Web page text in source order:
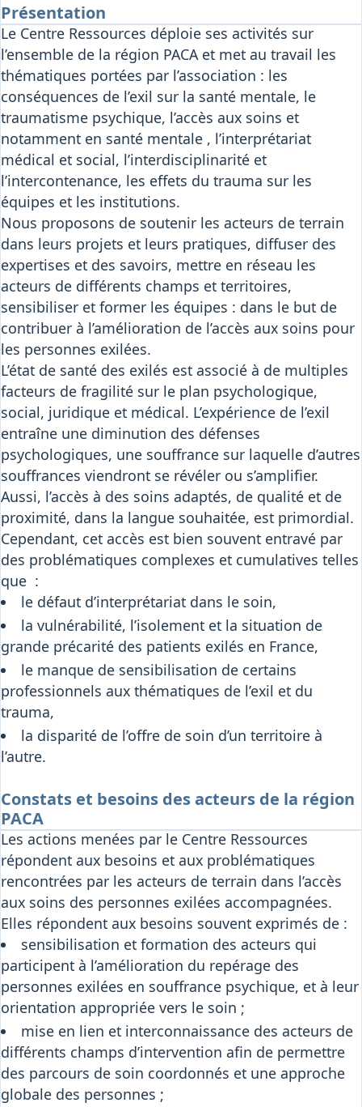
Présentation
Le Centre Ressources déploie ses activités sur
l’ensemble de la région PACA et met au travail les
thématiques portées par l’association : les
conséquences de l’exil sur la santé mentale, le
traumatisme psychique, l’accès aux soins et
notamment en santé mentale , l’interprétariat
médical et social, l’interdisciplinarité et
l’intercontenance, les effets du trauma sur les
équipes et les institutions.
Nous proposons de soutenir les acteurs de terrain
dans leurs projets et leurs pratiques, diffuser des
expertises et des savoirs, mettre en réseau les
acteurs de différents champs et territoires,
sensibiliser et former les équipes : dans le but de
contribuer à l’amélioration de l’accès aux soins pour
les personnes exilées.
L’état de santé des exilés est associé à de multiples
facteurs de fragilité sur le plan psychologique,
social, juridique et médical. L’expérience de l’exil
entraîne une diminution des défenses
psychologiques, une souffrance sur laquelle d’autres
souffrances viendront se révéler ou s’amplifier.
Aussi, l’accès à des soins adaptés, de qualité et de
proximité, dans la langue souhaitée, est primordial.
Cependant, cet accès est bien souvent entravé par
des problématiques complexes et cumulatives telles
que :
le défaut d’interprétariat dans le soin,
la vulnérabilité, l’isolement et la situation de
grande précarité des patients exilés en France,
le manque de sensibilisation de certains
professionnels aux thématiques de l’exil et du
trauma,
la disparité de l’offre de soin d’un territoire à
l’autre.
Constats et besoins des acteurs de la région
PACA
Les actions menées par le Centre Ressources
répondent aux besoins et aux problématiques
rencontrées par les acteurs de terrain dans l’accès
aux soins des personnes exilées accompagnées.
Elles répondent aux besoins souvent exprimés de :
sensibilisation et formation des acteurs qui
participent à l’amélioration du repérage des
personnes exilées en souffrance psychique, et à leur
orientation appropriée vers le soin ;
mise en lien et interconnaissance des acteurs de
différents champs d’intervention afin de permettre
des parcours de soin coordonnés et une approche
globale des personnes ;